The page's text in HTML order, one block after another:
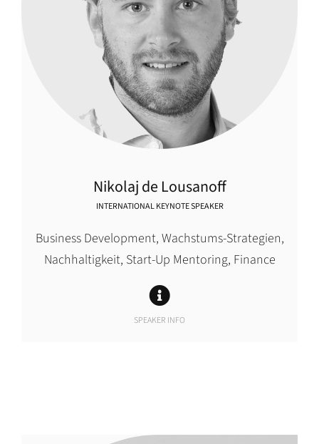
Nikolaj de Lousanoff
INTERNATIONAL KEYNOTE SPEAKER
Business Development, Wachstums-Strategien,
Nachhaltigkeit, Start-Up Mentoring, Finance
SPEAKER INFO